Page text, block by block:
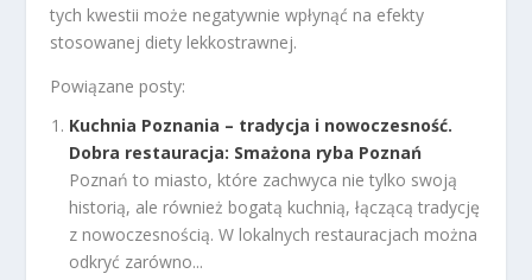
tych kwestii może negatywnie wpłynąć na efekty
stosowanej diety lekkostrawnej.
Powiązane posty:
Kuchnia Poznania – tradycja i nowoczesność.
Dobra restauracja: Smażona ryba Poznań
Poznań to miasto, które zachwyca nie tylko swoją
historią, ale również bogatą kuchnią, łączącą tradycję
z nowoczesnością. W lokalnych restauracjach można
odkryć zarówno...